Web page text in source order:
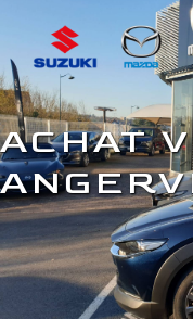
Panneau de gestion
ACHAT